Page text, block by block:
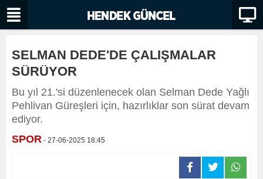
SELMAN DEDE'DE ÇALIŞMALAR
SÜRÜYOR
Bu yıl 21.'si düzenlenecek olan Selman Dede Yağlı
Pehlivan Güreşleri için, hazırlıklar son sürat devam
ediyor.
SPOR - 27-06-2025 18:45